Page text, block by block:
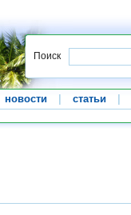
Поиск
новости статьи